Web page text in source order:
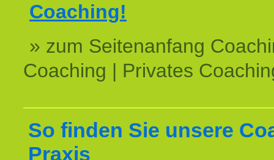
Coaching!
» zum Seitenanfang
Coaching | Privates
So finden Sie unsere
Praxis